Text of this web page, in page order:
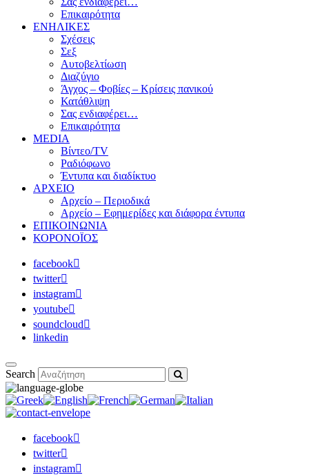
Επικαιρότητα
ΕΝΗΛΙΚΕΣ
Σχέσεις
Σεξ
Αυτοβελτίωση
Διαζύγιο
Άγχος – Φοβίες – Κρίσεις πανικού
Κατάθλιψη
Σας ενδιαφέρει…
Επικαιρότητα
MEDIA
Βίντεο/TV
Ραδιόφωνο
Έντυπα και διαδίκτυο
ΑΡΧΕΙΟ
Αρχείο – Περιοδικά
Αρχείο – Εφημερίδες και διάφορα έντυπα
ΕΠΙΚΟΙΝΩΝΙΑ
ΚΟΡΟΝΟΪΟΣ
facebook
twitter
instagram
youtube
soundcloud
linkedin
Search
facebook
twitter
instagram